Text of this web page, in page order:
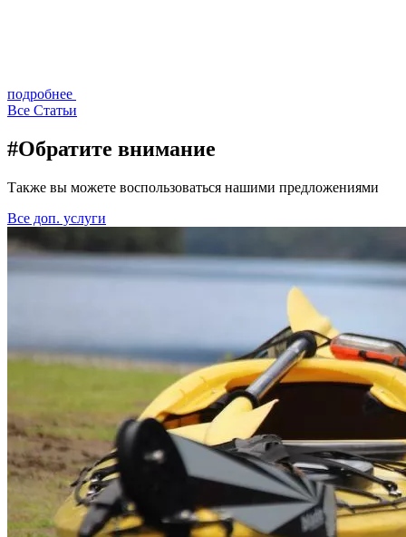
подробнее
Все Статьи
#Обратите внимание
Также вы можете воспользоваться нашими предложениями
Все доп. услуги